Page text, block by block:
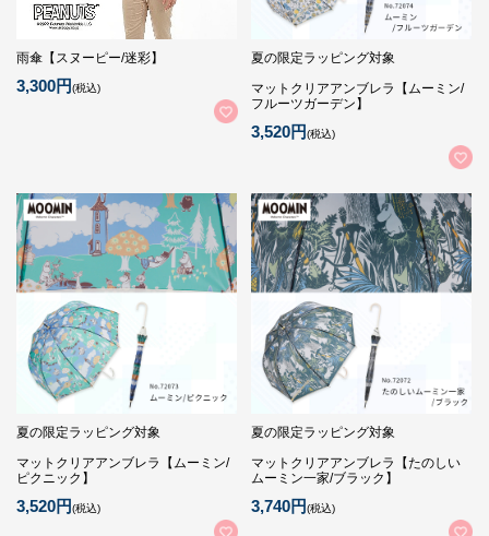
雨傘【スヌーピー/迷彩】
3,300円(税込)
夏の限定ラッピング対象
マットクリアアンブレラ【ムーミン/
フルーツガーデン】
3,520円(税込)
夏の限定ラッピング対象
マットクリアアンブレラ【ムーミン/
ピクニック】
3,520円(税込)
夏の限定ラッピング対象
マットクリアアンブレラ【たのしい
ムーミン一家/ブラック】
3,740円(税込)